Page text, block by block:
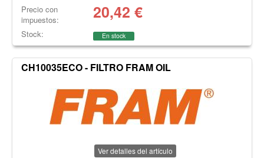
Precio con
impuestos:
20,42 €
Stock: En stock
CH10035ECO - FILTRO FRAM OIL
Ver detalles del artículo